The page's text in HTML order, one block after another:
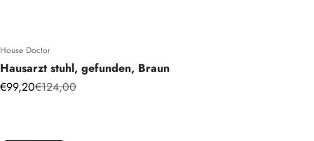
House Doctor
Hausarzt stuhl, gefunden, Braun
Angebot
€99,20Regulärer Preis
€124,00